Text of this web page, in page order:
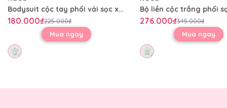
Bodysuit cộc tay phối vải sọc xanh biển
180.000₫225.000₫
Mua ngay
276.000₫345.000₫
Mua ngay